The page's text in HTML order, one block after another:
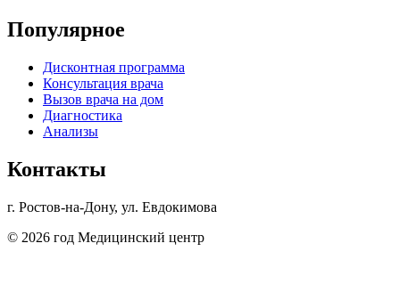
Популярное
Дисконтная программа
Консультация врача
Вызов врача на дом
Диагностика
Анализы
Контакты
г. Ростов-на-Дону, ул. Евдокимова
© 2026 год Медицинский центр